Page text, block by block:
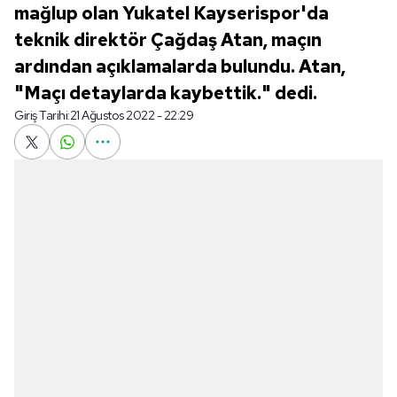
mağlup olan Yukatel Kayserispor'da
teknik direktör Çağdaş Atan, maçın
ardından açıklamalarda bulundu. Atan,
"Maçı detaylarda kaybettik." dedi.
Giriş Tarihi:21 Ağustos 2022 - 22:29